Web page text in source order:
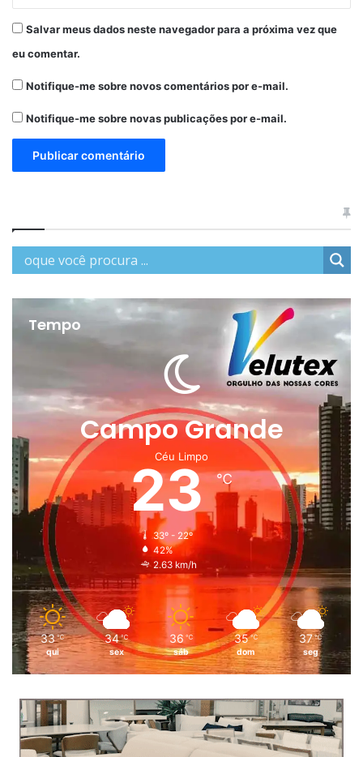
Salvar meus dados neste navegador para a próxima vez que
eu comentar.
Notifique-me sobre novos comentários por e-mail.
Notifique-me sobre novas publicações por e-mail.
Tempo
Campo Grande
Céu Limpo
23℃
33º - 22º
42%
2.63 km/h
33 ℃
qui
34 ℃
sex
36 ℃
sáb
35 ℃
dom
37 ℃
seg